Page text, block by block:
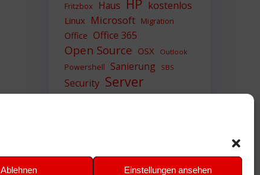
Ablehnen Einstellungen ansehen
Fritzbox Haus HP kostenlos
Linux Microsoft Migration
Office Office 365
Open Source OSX Outlook
Powershell Sanierung SBS
Security Server
Sicherheit SIEM
VMWare VPN WAZUH